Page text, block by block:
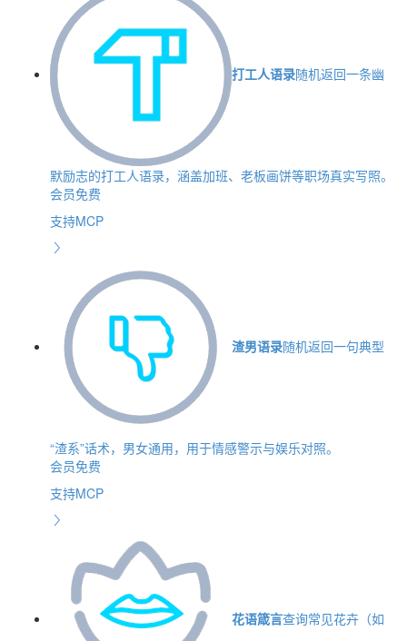
打工人语录随机返回一条幽
默励志的打工人语录，涵盖加班、老板画饼等职场真实写照。
会员免费
支持MCP
渣男语录随机返回一句典型
“渣系”话术，男女通用，用于情感警示与娱乐对照。
会员免费
支持MCP
花语箴言查询常见花卉（如